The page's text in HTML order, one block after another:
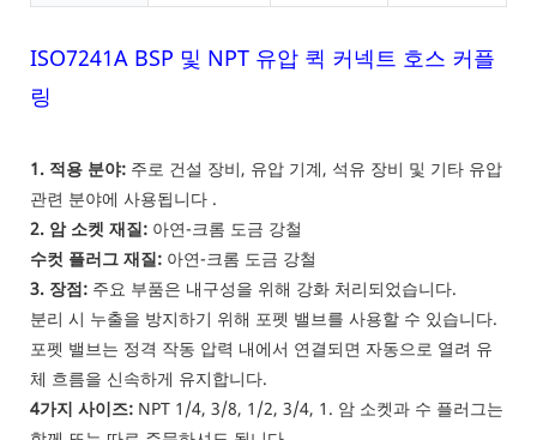
ISO7241A BSP 및 NPT 유압 퀵 커넥트 호스 커플
링
1. 적용 분야: 주로 건설 장비, 유압 기계, 석유 장비 및 기타 유압
관련 분야에 사용됩니다 .
2. 암 소켓 재질: 아연-크롬 도금 강철
수컷 플러그 재질: 아연-크롬 도금 강철
3. 장점: 주요 부품은 내구성을 위해 강화 처리되었습니다.
분리 시 누출을 방지하기 위해 포펫 밸브를 사용할 수 있습니다.
포펫 밸브는 정격 작동 압력 내에서 연결되면 자동으로 열려 유
체 흐름을 신속하게 유지합니다.
4가지 사이즈: NPT 1/4, 3/8, 1/2, 3/4, 1. 암 소켓과 수 플러그는